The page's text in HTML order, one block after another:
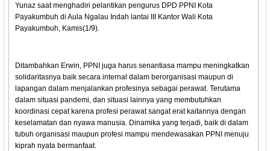
Yunaz saat menghadiri pelantikan pengurus DPD PPNI Kota
Payakumbuh di Aula Ngalau Indah lantai III Kantor Wali Kota
Payakumbuh, Kamis(1/9).
Ditambahkan Erwin, PPNI juga harus senantiasa mampu meningkatkan
solidaritasnya baik secara internal dalam berorganisasi maupun di
lapangan dalam menjalankan profesinya sebagai perawat. Terutama
dalam situasi pandemi, dan situasi lainnya yang membutuhkan
koordinasi cepat karena profesi perawat sangat erat kaitannya dengan
keselamatan dan nyawa manusia. Dinamika yang terjadi, baik di dalam
tubuh organisasi maupun profesi mampu mendewasakan PPNI menuju
kiprah nyata bermanfaat.